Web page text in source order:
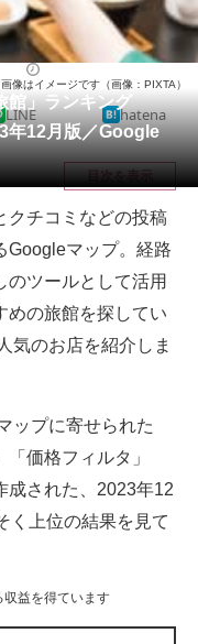
児
館」ランキング
年12月版／Google
画像はイメージです（画像：PIXTA）
LINE hatena
目次を表示
チコミなどの投稿
Googleマップ。経路
のツールとして活用
めの旅館を探してい
気のお店を紹介しま
ップに寄せられた
価格フィルタ」
成された、2023年12
く上位の結果を見て
益を得ています